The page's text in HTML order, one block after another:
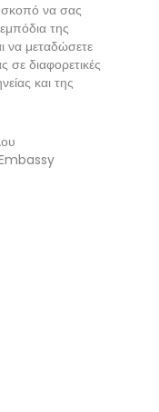
να σας
της
να μεταδώσετε
σε διαφορετικές
και της